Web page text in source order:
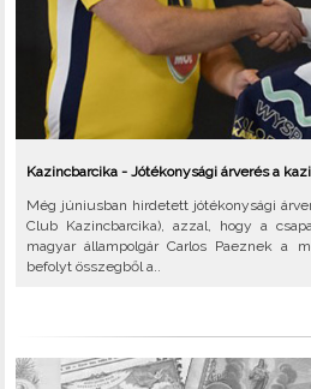
Kazincbarcika - Jótékonysági árverés a
Még júniusban hirdetett jótékonysági
Club Kazincbarcika), azzal, hogy a
magyar állampolgár Carlos Paeznek a
befolyt összegből a..